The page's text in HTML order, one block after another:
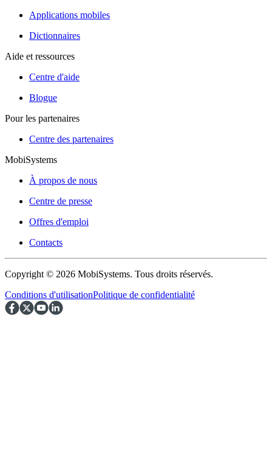
Applications mobiles
Dictionnaires
Aide et ressources
Centre d'aide
Blogue
Pour les partenaires
Centre des partenaires
MobiSystems
À propos de nous
Centre de presse
Offres d'emploi
Contacts
Copyright © 2026 MobiSystems. Tous droits réservés.
Conditions d'utilisationPolitique de confidentialité